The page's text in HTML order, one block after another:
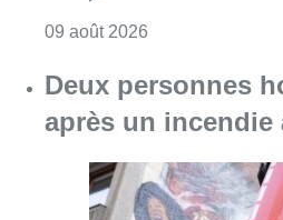
09 août 2026
Deux personnes
après un incendie